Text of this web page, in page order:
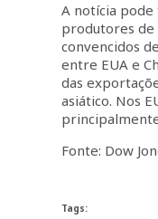
A notícia
produtores de
convencidos
entre EUA e
das
asiático. Nos
Fonte: Dow
Tags: